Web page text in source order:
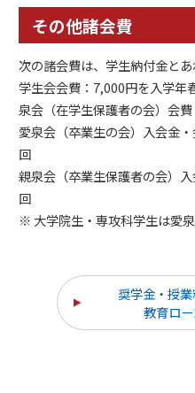
その他諸会費
次の諸会費は、学生納付金とあ
学生会会費：7,000円を入学年
泉会（在学生保護者の会）会
愛泉会（卒業生の会）入会金
回
親泉会（卒業生保護者の会）
回
※ 大学院生・専攻科学生は愛
奨学金・授
教育ロ